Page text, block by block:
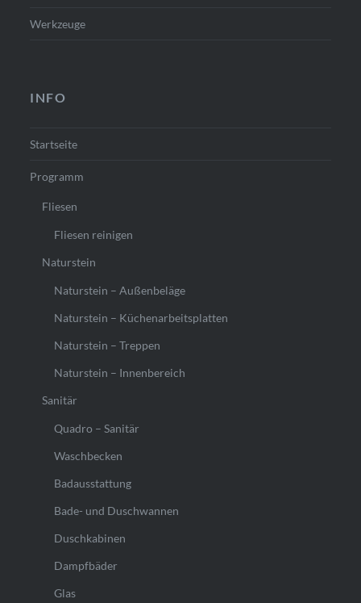
Werkzeuge
INFO
Startseite
Programm
Fliesen
Fliesen reinigen
Naturstein
Naturstein – Außenbeläge
Naturstein – Küchenarbeitsplatten
Naturstein – Treppen
Naturstein – Innenbereich
Sanitär
Quadro – Sanitär
Waschbecken
Badausstattung
Bade- und Duschwannen
Duschkabinen
Dampfbäder
Glas